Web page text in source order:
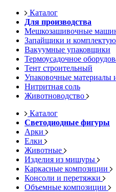
Каталог
Для производства
Мешкозашивочные
Запайщики и
Вакуумные упаковщики
Термоусадочное
Тент строительный
Упаковочные материалы
Нитритная соль
Животноводство
Каталог
Светодиодные фигуры
Арки
Елки
Животные
Изделия из мишуры
Каркасные композиции
Консоли и перетяжки
Объемные композиции